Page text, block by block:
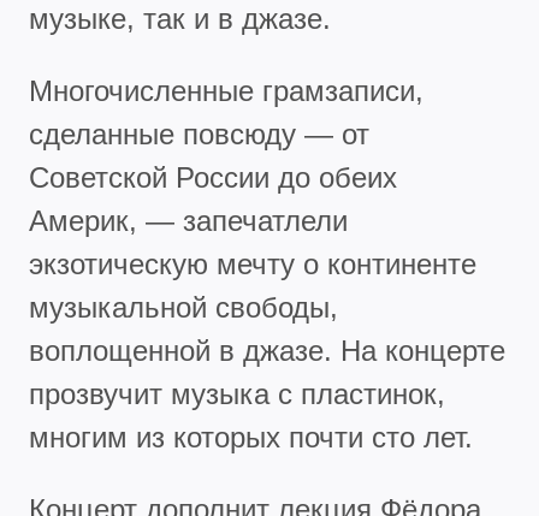
музыке, так и в джазе.
Многочисленные грамзаписи,
сделанные повсюду — от
Советской России до обеих
Америк, — запечатлели
экзотическую мечту о континенте
музыкальной свободы,
воплощенной в джазе. На концерте
прозвучит музыка с пластинок,
многим из которых почти сто лет.
Концерт дополнит лекция Фёдора